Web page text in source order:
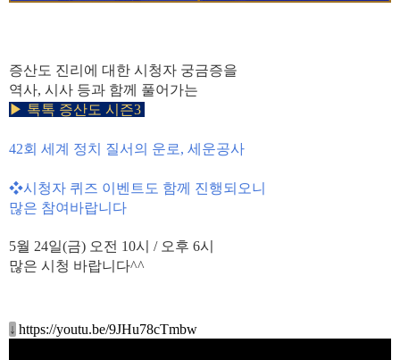
증산도 진리에 대한 시청자 궁금증을
역사, 시사 등과 함께 풀어가는
▶ 톡톡 증산도 시즌3
42회 세계 정치 질서의 운로, 세운공사
❖시청자 퀴즈 이벤트도 함께 진행되오니
많은 참여바랍니다
5월 24일(금) 오전 10시 / 오후 6시
많은 시청 바랍니다^^
↓ https://youtu.be/9JHu78cTmbw